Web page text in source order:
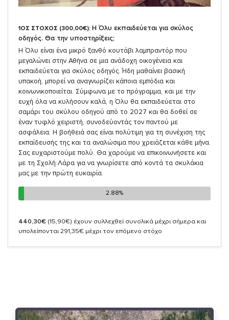
1ΟΣ ΣΤΟΧΟΣ (300,00€): Η Όλυ εκπαιδεύεται για σκύλος
οδηγός. Θα την υποστηρίξεις;
Η Όλυ είναι ένα μικρό ξανθό κουτάβι λαμπραντόρ που
μεγαλώνει στην Αθήνα σε μια ανάδοχη οικογένεια και
εκπαιδεύεται για σκύλος οδηγός. Ήδη μαθαίνει βασική
υπακοή, μπορεί να αναγνωρίζει κάποια εμπόδια και
κοινωνικοποιείται. Σύμφωνα με το πρόγραμμα, και με την
ευχή όλα να κυλήσουν καλά, η Όλυ θα εκπαιδεύεται στο
σαμάρι του σκύλου οδηγού από το 2027 και θα δοθεί σε
έναν τυφλό χειριστή, συνοδεύοντάς τον παντού με
ασφάλεια. Η βοήθειά σας είναι πολύτιμη για τη συνέχιση της
εκπαίδευσής της και τα αναλώσιμα που χρειάζεται κάθε μήνα.
Σας ευχαριστούμε πολύ. Θα χαρούμε να επικοινωνήσετε και
με τη Σχολή Λάρα για να γνωρίσετε από κοντά τα σκυλάκια
μας με την πρώτη ευκαιρία.
2.88%
2.88%
440,30€ (15,90€) έχουν συλλεχθεί συνολικά μέχρι σήμερα και
υπολείπονται 291,35€ μέχρι τον επόμενο στόχο